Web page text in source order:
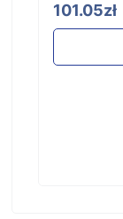
101.05zł